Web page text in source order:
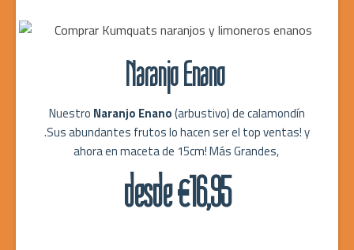
Naranjo Enano
Nuestro Naranjo Enano(arbustivo) de calamondín
.Sus abundantes frutos lo hacen ser el top ventas! y
ahora en maceta de 15cm! Más Grandes,
desde €16,95